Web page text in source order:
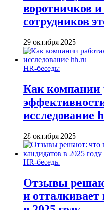
воротничков
сотрудников
29 октября 2025
HR-беседы
Как компании
исследование
28 октября 2025
HR-беседы
Отзывы
и отталкивает